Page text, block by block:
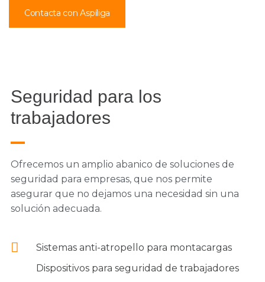
Contacta con Aspíliga
Seguridad para los
trabajadores
Ofrecemos un amplio abanico de soluciones de
seguridad para empresas, que nos permite
asegurar que no dejamos una necesidad sin una
solución adecuada.
Sistemas anti-atropello para montacargas
Dispositivos para seguridad de trabajadores